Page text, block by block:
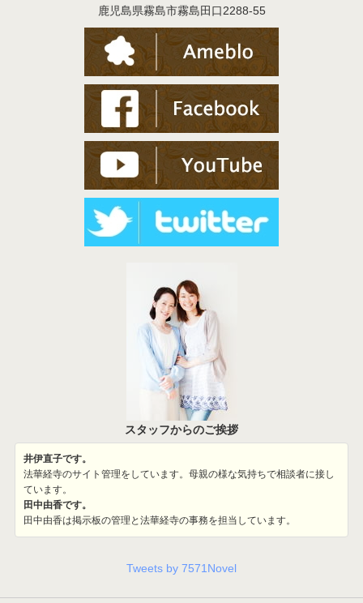
鹿児島県霧島市霧島田口2288-55
スタッフからのご挨拶
井伊直子です。
法華経寺のサイト管理をしています。母親の様な気持ちで相談者に接し
ています。
田中由香です。
田中由香は掲示板の管理と法華経寺の事務を担当しています。
Tweets by 7571Novel